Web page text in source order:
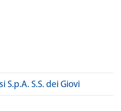
S.p.A. S.S. dei Giovi